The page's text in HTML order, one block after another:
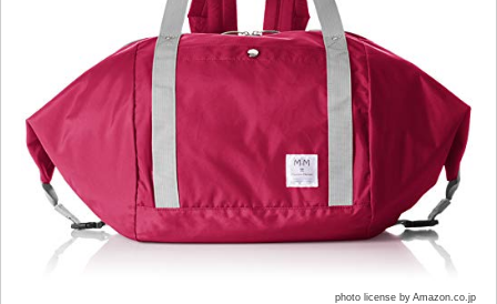
photo license by Amazon.co.jp